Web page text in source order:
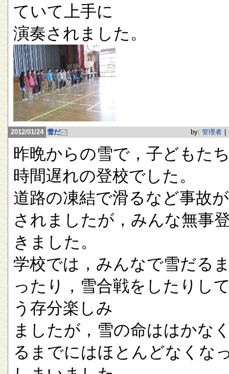
ていて上手に
演奏されました。
2012/01/24 雪だ by: 管理者
昨晩からの雪で，子どもた
時間遅れの登校でした。
道路の凍結で滑るなど事故
されましたが，みんな無事
きました。
学校では，みんなで雪だる
ったり，雪合戦をしたりし
う存分楽しみ
ましたが，雪の命ははかな
るまでにはほとんどなくな